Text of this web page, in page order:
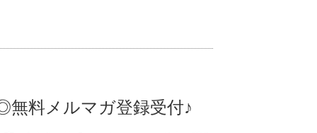
無料メルマガ登録受付♪